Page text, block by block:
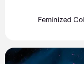
Feminized